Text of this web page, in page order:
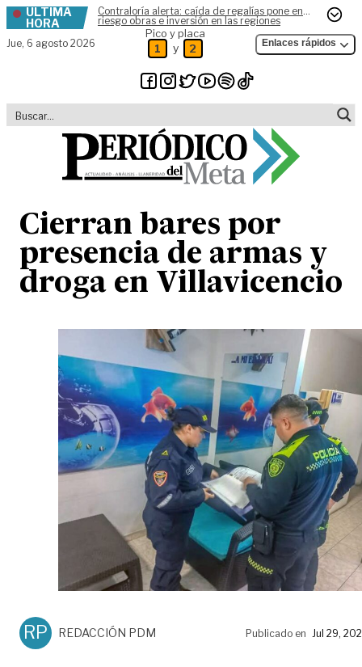
Skip to content
ÚLTIMA
HORA
Contraloría alerta: caída de regalías pone en
riesgo obras e inversión en las regiones
Jue, 6 agosto 2026
Pico y placa
1 y 2 Enlaces rápidos
Cierran bares por
presencia de armas y
droga en Villavicencio
RP REDACCIÓN PDM Publicado en Jul 29,